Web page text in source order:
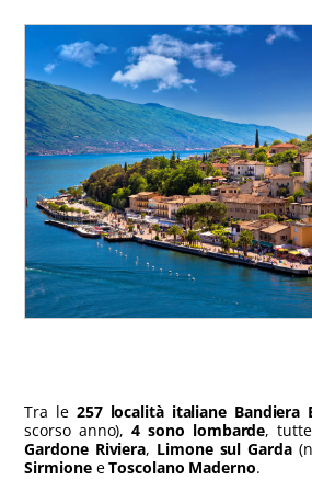
Tra le 257 località italiane Bandiera
scorso anno),4 sono lombarde,
Gardone Riviera, Limone sul Garda
Sirmione eToscolano Maderno.